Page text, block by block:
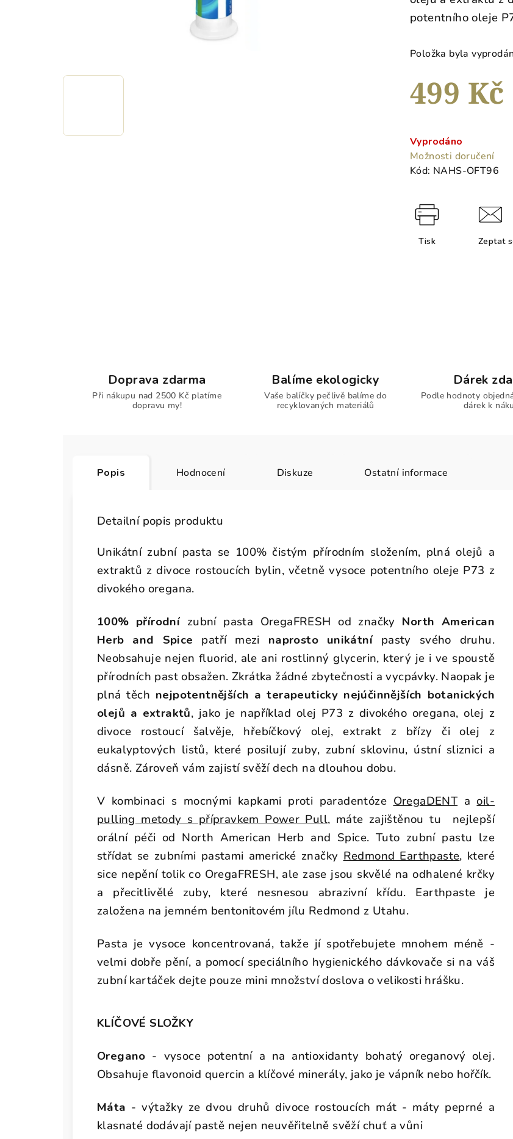
0,0
z
hvězdiček.
potentního oleje
Položka byla
499 Kč
cena:
Vyprodáno
Možnosti doručení
Kód: NAHS-OFT96
Tisk Zeptat
Doprava zdarma
Při nákupu nad 2500 Kč platíme
dopravu my!
Balíme ekologicky
Vaše balíčky pečlivě balíme do
recyklovaných materiálů
Dárek
Podle hodnoty
dárek k
Popis Hodnocení Diskuze Ostatní informace
Detailní popis produktu
Unikátní zubní pasta se 100% čistým přírodním složením, plná olejů a
extraktů z divoce rostoucích bylin, včetně vysoce potentního oleje P73 z
divokého oregana.
100% přírodní zubní pasta OregaFRESH od značky North American
Herb and Spice patří mezi naprosto unikátnípasty svého druhu.
Neobsahuje nejen fluorid, ale ani rostlinný glycerin, který je i ve spoustě
přírodních past obsažen. Zkrátka žádné zbytečnosti a vycpávky. Naopak je
plná těch nejpotentnějších a terapeuticky nejúčinnějších botanických
olejů a extraktů, jako je například olej P73 z divokého oregana, olej z
divoce rostoucí šalvěje, hřebíčkový olej, extrakt z břízy či olej z
eukalyptových listů, které posilují zuby, zubní sklovinu, ústní sliznici a
dásně. Zároveň vám zajistí svěží dech na dlouhou dobu.
V kombinaci s mocnými kapkami proti paradentóze OregaDENTaoil-
pulling metody s přípravkem Power Pull, máte zajištěnou tu nejlepší
orální péči od North American Herb and Spice. Tuto zubní pastu lze
střídat se zubními pastami americké značky Redmond Earthpaste, které
sice nepění tolik co OregaFRESH, ale zase jsou skvělé na odhalené krčky
a přecitlivělé zuby, které nesnesou abrazivní křídu. Earthpaste je
založena na jemném bentonitovém jílu Redmond z Utahu.
Pasta je vysoce koncentrovaná, takže jí spotřebujete mnohem méně -
velmi dobře pění, a pomocí speciálního hygienického dávkovače si na váš
zubní kartáček dejte pouze mini množství doslova o velikosti hrášku.
KLÍČOVÉ SLOŽKY
Oregano - vysoce potentní a na antioxidanty bohatý oreganový olej.
Obsahuje flavonoid quercin a klíčové minerály, jako je vápník nebo hořčík.
Máta - výtažky ze dvou druhů divoce rostoucích mát - máty peprné a
klasnaté dodávají pastě nejen neuvěřitelně svěží chuť a vůni